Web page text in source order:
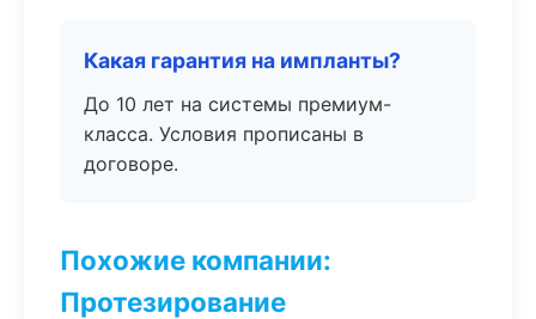
Какая гарантия на импланты?
До 10 лет на системы премиум-
класса. Условия прописаны в
договоре.
Похожие компании:
Протезирование